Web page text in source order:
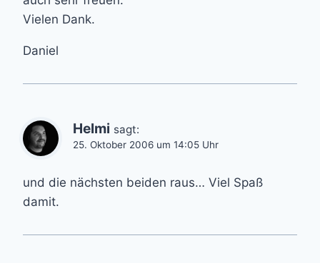
Vielen Dank.
Daniel
Helmi sagt:
25. Oktober 2006 um 14:05 Uhr
und die nächsten beiden raus… Viel Spaß
damit.